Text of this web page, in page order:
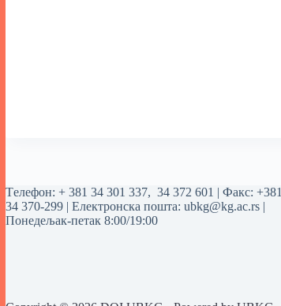
Tелефон: + 381 34 301 337, 34 372 601 | Факс: +381
34 370-299 | Електронска пошта: ubkg@kg.ac.rs |
Понедељак-петак 8:00/19:00